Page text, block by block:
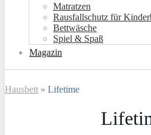
Matratzen
Rausfallschutz für
Bettwäsche
Spiel & Spaß
Magazin
Hausbett » Lifetime